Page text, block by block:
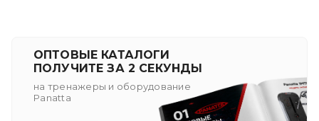
ОПТОВЫЕ КАТАЛОГИ
ПОЛУЧИТЕ ЗА 2 СЕКУНДЫ
на тренажеры и оборудование
Panatta